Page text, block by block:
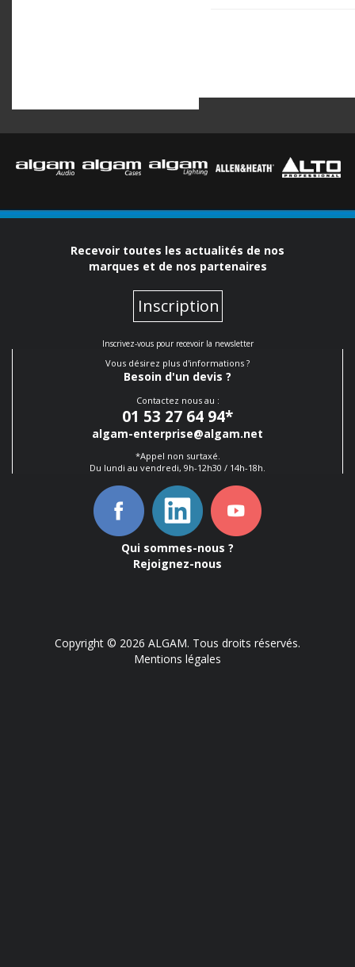
Recevoir toutes les actualités de nos
marques et de nos partenaires
Inscription
Inscrivez-vous pour recevoir la newsletter
Vous désirez plus d'informations ?
Besoin d'un devis ?
Contactez nous au :
01 53 27 64 94*
algam-enterprise@algam.net
*Appel non surtaxé.
Du lundi au vendredi, 9h-12h30 / 14h-18h.
Qui sommes-nous ?
Rejoignez-nous
Copyright © 2026 ALGAM. Tous droits réservés.
Mentions légales